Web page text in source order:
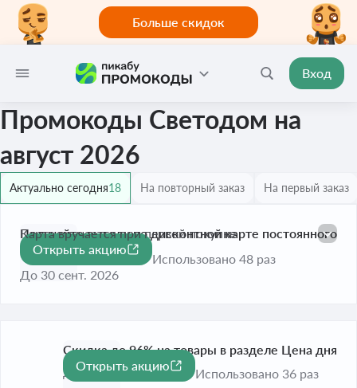
Больше скидок
Вход
Промокоды Светодом на
август 2026
Актуально сегодня18 На повторный заказ На первый заказ
Получайте выгоду по дисконтной карте постоянного
клиента
До 30 сент. 2026
Карта вручается при первой покупке
Открыть акцию
Использовано 48 раз
Скидка до 96% на товары в разделе Цена дня
До 30 сент. 2026
Открыть акцию
Использовано 36 раз